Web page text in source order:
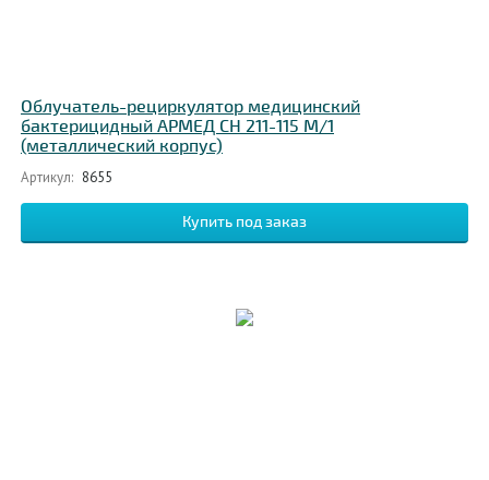
Облучатель-рециркулятор медицинский
бактерицидный АРМЕД CH 211-115 М/1
(металлический корпус)
Артикул: 8655